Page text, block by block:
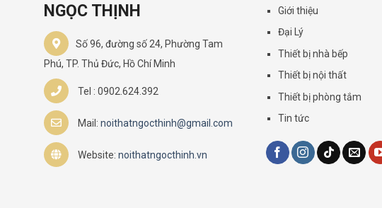
NGỌC THỊNH
Số 96, đường số 24, Phường Tam
Phú, TP. Thủ Đức, Hồ Chí Minh
Tel : 0902.624.392
Mail: noithatngocthinh@gmail.com
Website: noithatngocthinh.vn
Giới thiệu
Đại Lý
Thiết bị nhà bếp
Thiết bị nội thất
Thiết bị phòng tắm
Tin tức